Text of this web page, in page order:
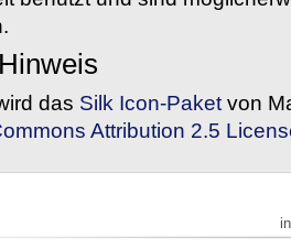
das Silk Icon-Paket von
Attribution 2.5